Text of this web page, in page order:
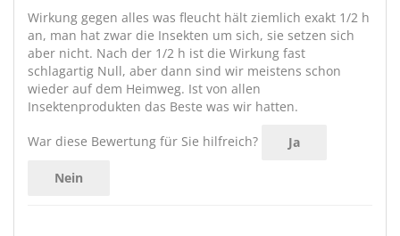
Wirkung gegen alles was fleucht hält ziemlich exakt 1/2 h
an, man hat zwar die Insekten um sich, sie setzen sich
aber nicht. Nach der 1/2 h ist die Wirkung fast
schlagartig Null, aber dann sind wir meistens schon
wieder auf dem Heimweg. Ist von allen
Insektenprodukten das Beste was wir hatten.
War diese Bewertung für Sie hilfreich? Ja
Nein